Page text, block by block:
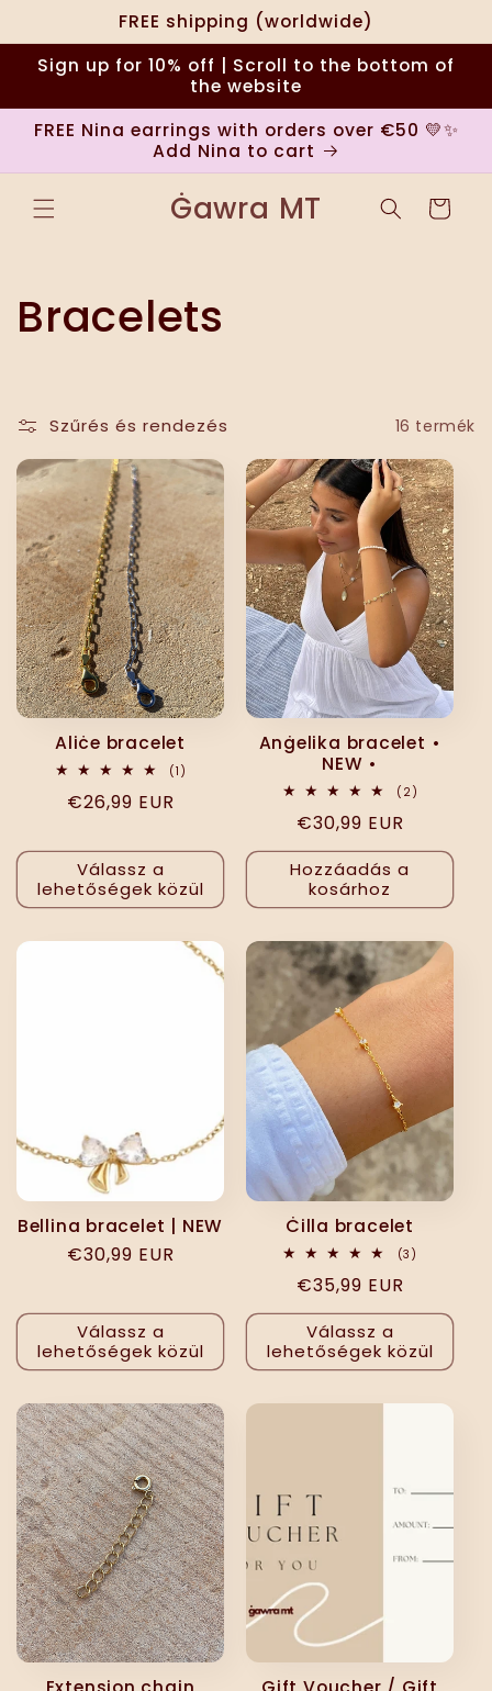
tartalomhoz
FREE shipping (worldwide)
Sign up for 10% off | Scroll to the bottom of
the website
FREE Nina earrings with orders over €50 💛✨
Add Nina to cart
Ġawra MT Kosár
K
l
l
e
k
c
i
ó
Bracelets
Szűrés és rendezés 16 termék
Aliċe bracelet
(1)
Normál
€26,99 EUR
Válassz a
lehetőségek közül
Anġelika bracelet •
NEW •
(2)
Normál
ár
€30,99 EUR
Hozzáadás a
kosárhoz
Bellina bracelet | NEW
Normál
€30,99 EUR
Válassz a
lehetőségek közül
Ċilla bracelet
(3)
Normál
ár
€35,99 EUR
Válassz a
lehetőségek közül